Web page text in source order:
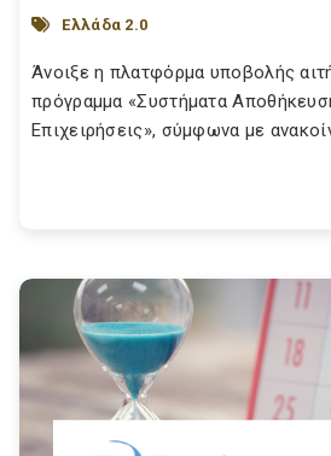
Ελλάδα 2.0
Άνοιξε η πλατφόρμα υποβολής
πρόγραμμα «Συστήματα
Επιχειρήσεις», σύμφωνα με